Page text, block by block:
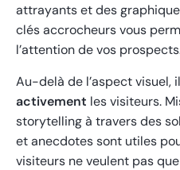
attrayants et des
clés accrocheurs vous
l’attention de vos
Au-delà de l’aspect visuel,
activement les visiteurs.
storytelling à travers des
et anecdotes sont utiles
visiteurs ne veulent pas